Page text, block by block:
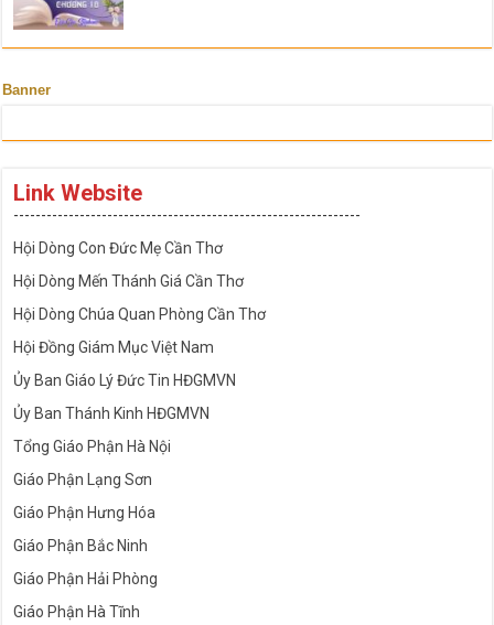
Banner
Link Website
---------------------------------------------------------------
Hội Dòng Con Đức Mẹ Cần Thơ
Hội Dòng Mến Thánh Giá Cần Thơ
Hội Dòng Chúa Quan Phòng Cần Thơ
Hội Đồng Giám Mục Việt Nam
Ủy Ban Giáo Lý Đức Tin HĐGMVN
Ủy Ban Thánh Kinh HĐGMVN
Tổng Giáo Phận Hà Nội
Giáo Phận Lạng Sơn
Giáo Phận Hưng Hóa
Giáo Phận Bắc Ninh
Giáo Phận Hải Phòng
Giáo Phận Hà Tĩnh